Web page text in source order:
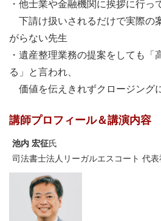
・他士業や金融機関に挨拶に行っ
下請け扱いされるだけで実際の
がらない先生
・遺産整理業務の提案をしても「
る」と言われ、
価値を伝えきれずクロージング
講師プロフィール＆講演内容
池内 宏征氏
司法書士法人リーガルエスコート 代